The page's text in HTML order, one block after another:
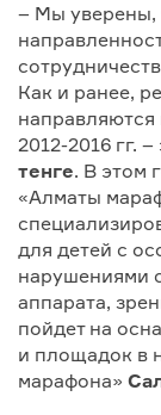
– Мы уверены,
Как и ранее,
направляются
2012-2016 гг.
тенге. В этом
«Алматы
для детей с
нарушениями
аппарата,
пойдет на
и площадок в
марафона»